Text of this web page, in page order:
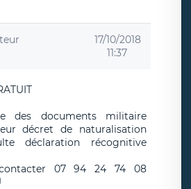
17/10/2018
11:37
des documents militaire
décret de naturalisation
déclaration récognitive
07 94 24 74 08